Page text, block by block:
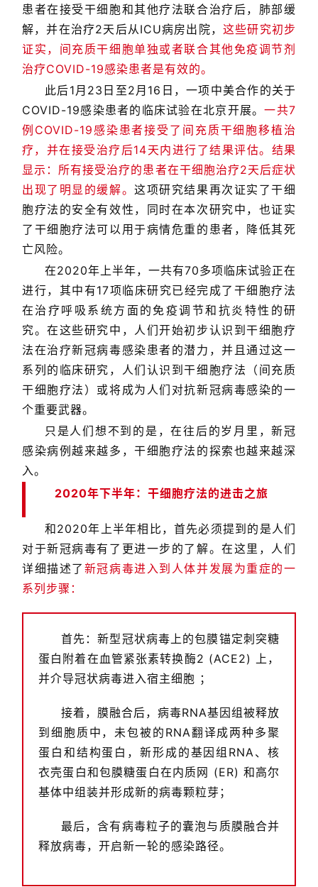
患者在接受干细胞和其他疗法联合治疗后，肺部缓
解，并在治疗2天后从ICU病房出院，这些研究初步
证实，间充质干细胞单独或者联合其他免疫调节剂
治疗COVID-19感染患者是有效的。
此后1月23日至2月16日，一项中美合作的关于
COVID-19感染患者的临床试验在北京开展。一共7
例COVID-19感染患者接受了间充质干细胞移植治
疗，并在接受治疗后14天内进行了结果评估。结果
显示：所有接受治疗的患者在干细胞治疗2天后症状
出现了明显的缓解。这项研究结果再次证实了干细
胞疗法的安全有效性，同时在本次研究中，也证实
了干细胞疗法可以用于病情危重的患者，降低其死
亡风险。
在2020年上半年，一共有70多项临床试验正在
进行，其中有17项临床研究已经完成了干细胞疗法
在治疗呼吸系统方面的免疫调节和抗炎特性的研
究。在这些研究中，人们开始初步认识到干细胞疗
法在治疗新冠病毒感染患者的潜力，并且通过这一
系列的临床研究，人们认识到干细胞疗法（间充质
干细胞疗法）或将成为人们对抗新冠病毒感染的一
个重要武器。
只是人们想不到的是，在往后的岁月里，新冠
感染病例越来越多，干细胞疗法的探索也越来越深
入。
2020年下半年：干细胞疗法的进击之旅
和2020年上半年相比，首先必须提到的是人们
对于新冠病毒有了更进一步的了解。在这里，人们
详细描述了 新冠病毒进入到人体并发展为重症的一
系列步骤：
首先：新型冠状病毒上的包膜锚定刺突糖
蛋白附着在血管紧张素转换酶2 (ACE2) 上，
并介导冠状病毒进入宿主细胞 ；
接着，膜融合后，病毒RNA基因组被释放
到细胞质中，未包被的RNA翻译成两种多聚
蛋白和结构蛋白，新形成的基因组RNA、核
衣壳蛋白和包膜糖蛋白在内质网 (ER) 和高尔
基体中组装并形成新的病毒颗粒芽；
最后，含有病毒粒子的囊泡与质膜融合并
释放病毒，开启新一轮的感染路径。